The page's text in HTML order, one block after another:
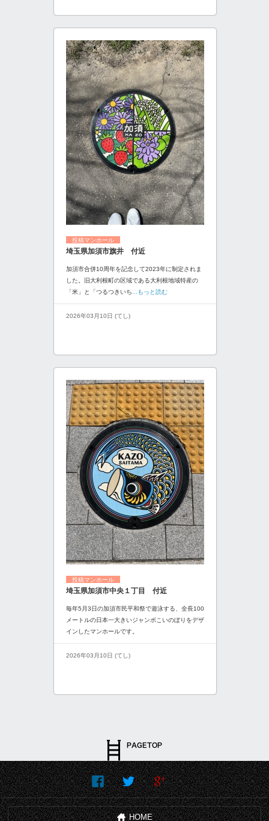
投稿マンホール
埼玉県加須市旗井 付近
加須市合併10周年を記念して2023年に制定されま
した。旧大利根町の区域である大利根地域特産の
「米」と「つるつきいち ...もっと読む
2026年03月10日 (てし)
投稿マンホール
埼玉県加須市中央１丁目 付近
毎年5月3日の加須市民平和祭で遊泳する、全長100
メートルの日本一大きいジャンボこいのぼりをデザ
インしたマンホールです。
2026年03月10日 (てし)
HOME